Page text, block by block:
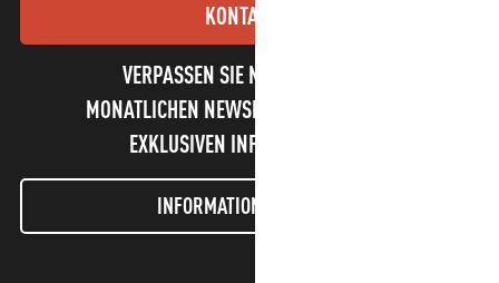
KONTAKT
VERPASSEN SIE NICHT UNSEREN
MONATLICHEN NEWSLETTER UND UNSERE
EXKLUSIVEN INFORMATIONEN!
INFORMATIONEN LETTER